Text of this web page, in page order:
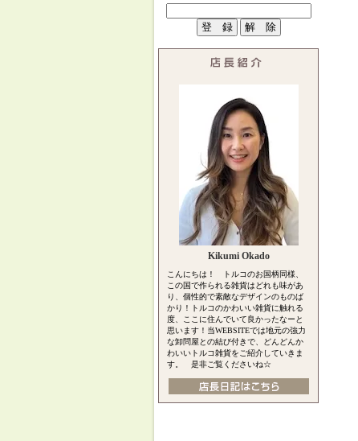
Kikumi Okado
こんにちは！ トルコのお国柄同様、
この国で作られる雑貨はどれも味があ
り、個性的で素敵なデザインのものば
かり！トルコのかわいい雑貨に触れる
度、ここに住んでいて良かったなーと
思います！当WEBSITEでは地元の強力
な卸問屋との結び付きで、どんどんか
わいいトルコ雑貨をご紹介していきま
す。 是非ご覧くださいね☆